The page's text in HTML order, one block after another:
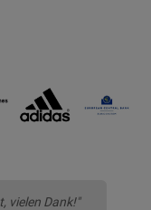
vielen Dank!"